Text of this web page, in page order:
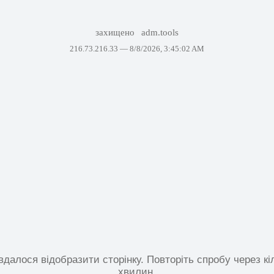
захищено adm.tools
216.73.216.33 — 8/8/2026, 3:45:02 AM
відобразити сторінку. Повторіть спробу через